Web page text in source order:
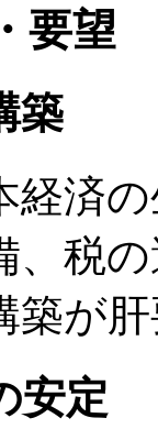
要望
築
経済
、税
築が
安定